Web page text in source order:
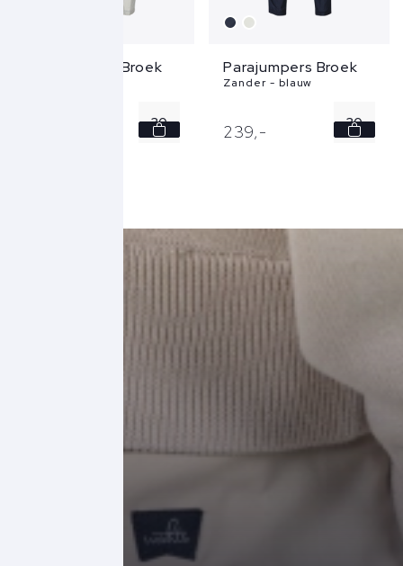
Parajumpers Broek
30
Parajumpers Broek
Zander - blauw
239,- 30